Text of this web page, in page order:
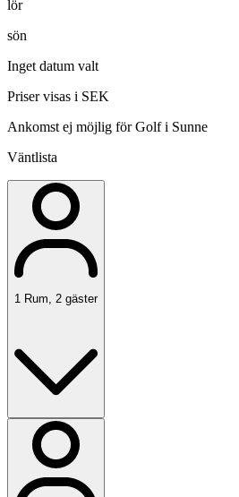
lör
sön
Inget datum valt
Priser visas i SEK
Ankomst ej möjlig för Golf i Sunne
Väntlista
1 Rum, 2 gäster